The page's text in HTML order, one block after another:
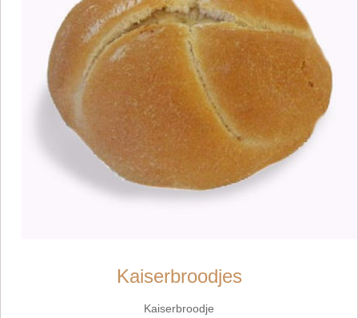
Kaiserbroodjes
Kaiserbroodje